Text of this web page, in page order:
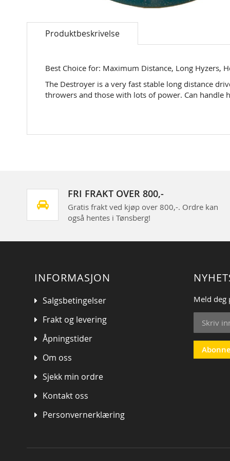
to
images
gallery
Produktbeskrivelse
Best Choice for: Maximum Distance, Long Hyzers,
The Destroyer is a very fast stable long distance
throwers and those with lots of power. Can handle
FRI FRAKT OVER 800,-
Gratis frakt ved kjøp over 800,-. Ordre kan
også hentes i Tønsberg!
INFORMASJON
Salgsbetingelser
Frakt og levering
Åpningstider
Om oss
Sjekk min ordre
Kontakt oss
Personvernerklæring
Meld deg
Sign
Up
for
Our